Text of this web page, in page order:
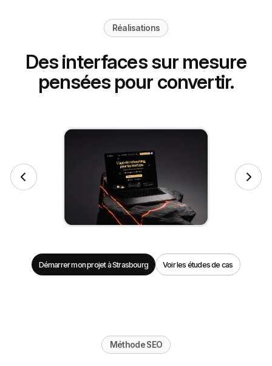
Réalisations
Des interfaces sur mesure
pensées pour convertir.
Démarrer mon projet à Strasbourg Voir les études de cas
Méthode SEO